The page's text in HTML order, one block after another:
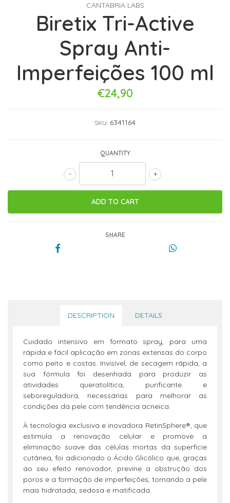
CANTABRIA LABS
Biretix Tri-Active
Spray Anti-
Imperfeições 100 ml
€24,90
SKU: 6341164
QUANTITY
+
-
SHARE
DESCRIPTION DETAILS
Cuidado intensivo em formato spray, para uma
rápida e fácil aplicação em zonas extensas do corpo
como peito e costas. Invisível, de secagem rápida, a
sua fórmula foi desenhada para produzir as
atividades queratolítica, purificante e
seboreguladora, necessárias para melhorar as
condições da pele com tendência acneica.
À tecnologia exclusiva e inovadora RetinSphere®, que
estimula a renovação celular e promove a
eliminação suave das células mortas da superfície
cutânea, foi adicionado o Ácido Glicólico que, graças
ao seu efeito renovador, previne a obstrução dos
poros e a formação de imperfeições, tornando a pele
mais hidratada, sedosa e matificada.